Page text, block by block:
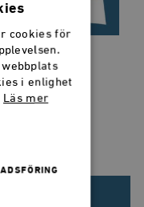
cookies för
webbplats
i enlighet
Läs mer